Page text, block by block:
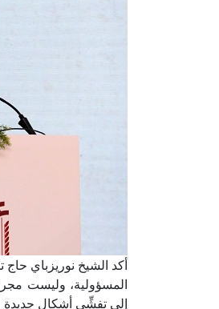
أكد الشيخ نوريزباي
المسؤولية، وليست
إلى تفشِّي أشكال جديدة